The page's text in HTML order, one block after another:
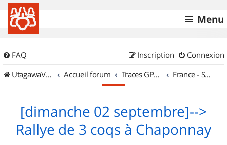
Menu
FAQ Connexion
Inscription
UtagawaVTT (Randos VTT et VTTAE avec traces GPS)
Accueil forum Traces GPS de randos VTT France - Sud Est
[dimanche 02 septembre]-->
Rallye de 3 coqs à Chaponnay